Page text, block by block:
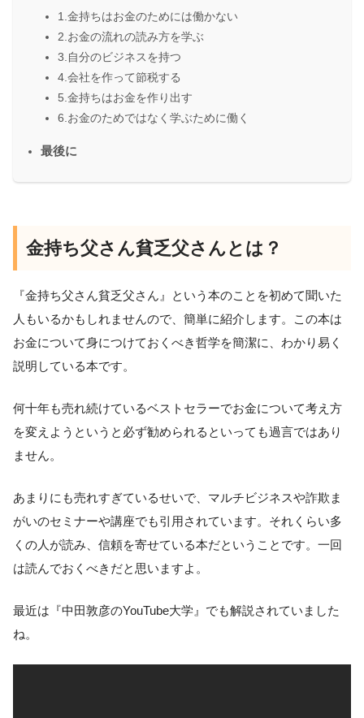
1.金持ちはお金のためには働かない
2.お金の流れの読み方を学ぶ
3.自分のビジネスを持つ
4.会社を作って節税する
5.金持ちはお金を作り出す
6.お金のためではなく学ぶために働く
最後に
金持ち父さん貧乏父さんとは？
『金持ち父さん貧乏父さん』という本のことを初めて聞いた
人もいるかもしれませんので、簡単に紹介します。この本は
お金について身につけておくべき哲学を簡潔に、わかり易く
説明している本です。
何十年も売れ続けているベストセラーでお金について考え方
を変えようというと必ず勧められるといっても過言ではあり
ません。
あまりにも売れすぎているせいで、マルチビジネスや詐欺ま
がいのセミナーや講座でも引用されています。それくらい多
くの人が読み、信頼を寄せている本だということです。一回
は読んでおくべきだと思いますよ。
最近は『中田敦彦のYouTube大学』でも解説されていました
ね。